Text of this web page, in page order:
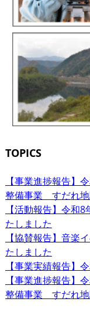
TOPICS
【事業進捗報告】
整備事業 すだれ
【活動報告】令和
たしました
【協賛報告】音楽
たしました
【事業実績報告】
【事業進捗報告】
整備事業 すだれ